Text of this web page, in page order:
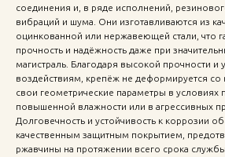
соединения и, в ряде исполнений,
вибраций и шума. Они изготавливаются из
оцинкованной или нержавеющей стали, что
прочность и надёжность даже при
магистраль. Благодаря высокой прочности и
воздействиям, крепёж не деформируется со
свои геометрические параметры в условиях
повышенной влажности или в агрессивных
Долговечность и устойчивость к коррозии
качественным защитным покрытием,
ржавчины на протяжении всего срока